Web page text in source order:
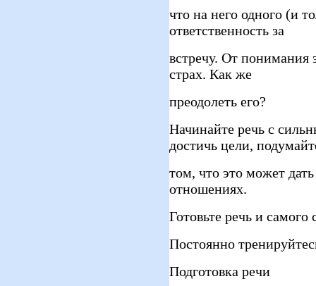
что на него одного (и
ответственность за
встречу. От понимания
страх. Как же
преодолеть его?
Начинайте речь с
достичь цели,
том, что это может
отношениях.
Готовьте речь и
Постоянно
Подготовка речи